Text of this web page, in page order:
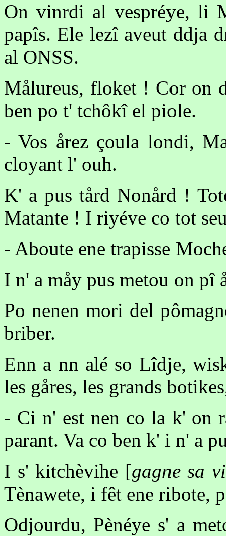
On vinrdi al vespréye, li
papîs. Ele lezî aveut ddja
al ONSS.
Målureus, floket ! Cor on
ben po t' tchôkî el piole.
- Vos årez çoula londi,
cloyant l' ouh.
K' a pus tård Nonård !
Matante ! I riyéve co tot
- Aboute ene trapisse
I n' a måy pus metou on pî
Po nenen mori del
briber.
Enn a nn alé so Lîdje,
les gåres, les grands
- Ci n' est nen co la k' on
parant. Va co ben k' i n' a
I s' kitchèvihe [gagne sa
Tènawete, i fêt ene ribote,
Odjourdu, Pènéye s' a